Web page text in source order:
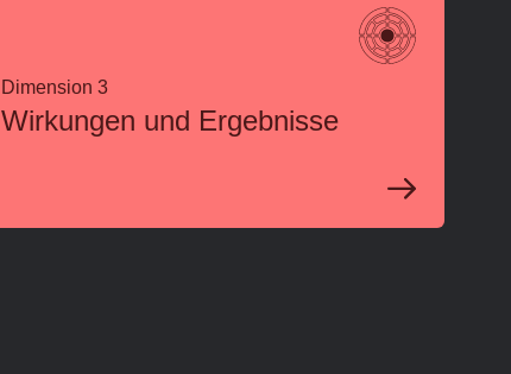
Dimension 3
Wirkungen und Ergebnisse